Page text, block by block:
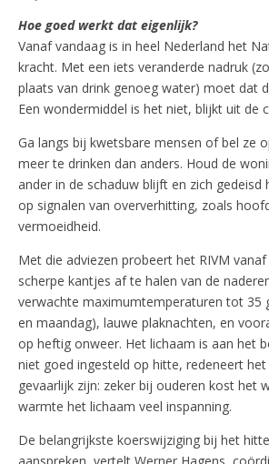
Hoe goed werkt dat eigenlijk?
Vanaf vandaag is in heel Nederland het
kracht. Met een iets veranderde nadruk
plaats van drink genoeg water) moet dat
Een wondermiddel is het niet, blijkt uit de
Ga langs bij kwetsbare mensen of bel ze
meer te drinken dan anders. Houd de
ander in de schaduw blijft en zich gedeisd
op signalen van oververhitting, zoals
vermoeidheid.
Met die adviezen probeert het RIVM
scherpe kantjes af te halen van de
verwachte maximumtemperaturen tot 35
en maandag), lauwe plaknachten, en
op heftig onweer. Het lichaam is aan het
niet goed ingesteld op hitte, redeneert het
gevaarlijk zijn: zeker bij ouderen kost het
warmte het lichaam veel inspanning.
De belangrijkste koerswijziging bij het